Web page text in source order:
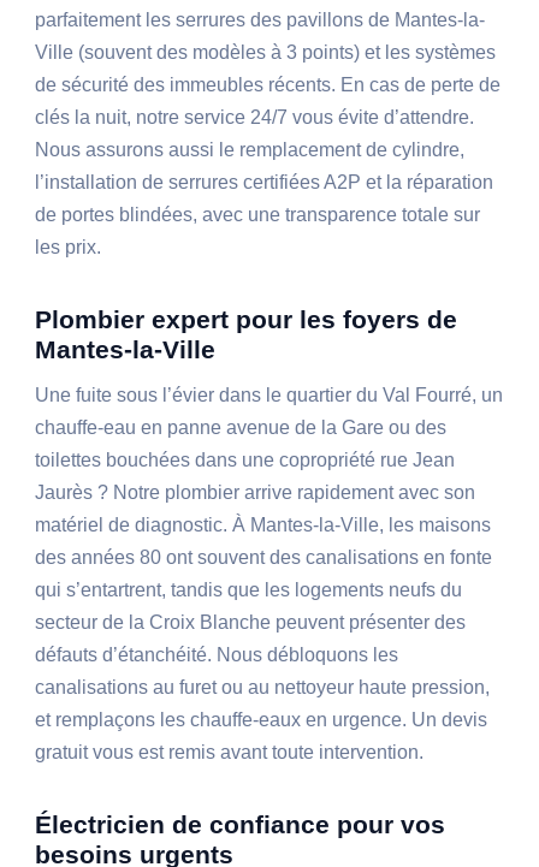
parfaitement les serrures des pavillons de Mantes-la-
Ville (souvent des modèles à 3 points) et les systèmes
de sécurité des immeubles récents. En cas de perte de
clés la nuit, notre service 24/7 vous évite d’attendre.
Nous assurons aussi le remplacement de cylindre,
l’installation de serrures certifiées A2P et la réparation
de portes blindées, avec une transparence totale sur
les prix.
Plombier expert pour les foyers de
Mantes-la-Ville
Une fuite sous l’évier dans le quartier du Val Fourré, un
chauffe-eau en panne avenue de la Gare ou des
toilettes bouchées dans une copropriété rue Jean
Jaurès ? Notre plombier arrive rapidement avec son
matériel de diagnostic. À Mantes-la-Ville, les maisons
des années 80 ont souvent des canalisations en fonte
qui s’entartrent, tandis que les logements neufs du
secteur de la Croix Blanche peuvent présenter des
défauts d’étanchéité. Nous débloquons les
canalisations au furet ou au nettoyeur haute pression,
et remplaçons les chauffe-eaux en urgence. Un devis
gratuit vous est remis avant toute intervention.
Électricien de confiance pour vos
besoins urgents